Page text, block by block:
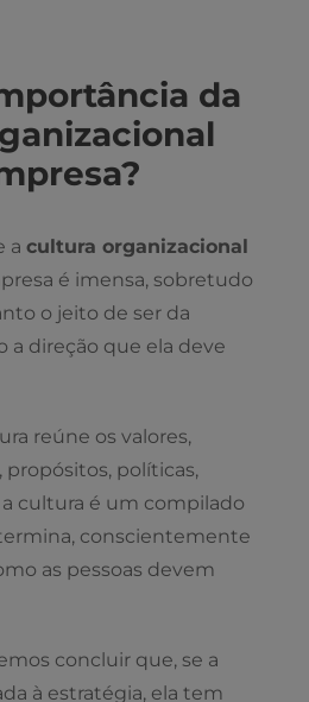
da
a cultura organizacional
é imensa, sobretudo
o jeito de ser da
a direção que ela deve
reúne os valores,
propósitos, políticas,
cultura é um compilado
conscientemente
as pessoas devem
concluir que, se a
à estratégia, ela tem